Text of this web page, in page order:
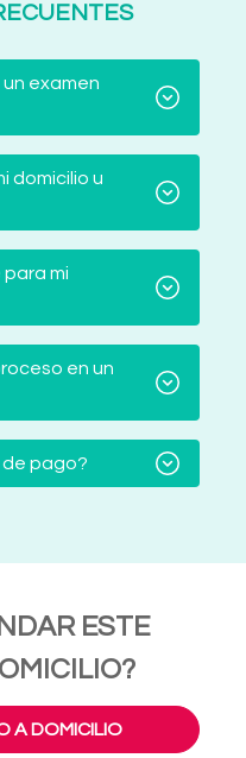
examen
domicilio u
mi
en un
de pago?
ESTE
A DOMICILIO